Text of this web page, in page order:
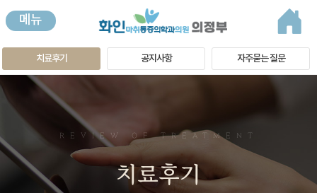
메뉴
치료후기 공지사항 자주묻는 질문
REVIEW OF TREATMENT
치료후기